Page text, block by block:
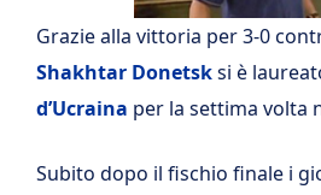
Grazie alla vittoria per 3-0
Shakhtar Donetsksi è
d’Ucraina per la settima volta
Subito dopo il fischio finale i